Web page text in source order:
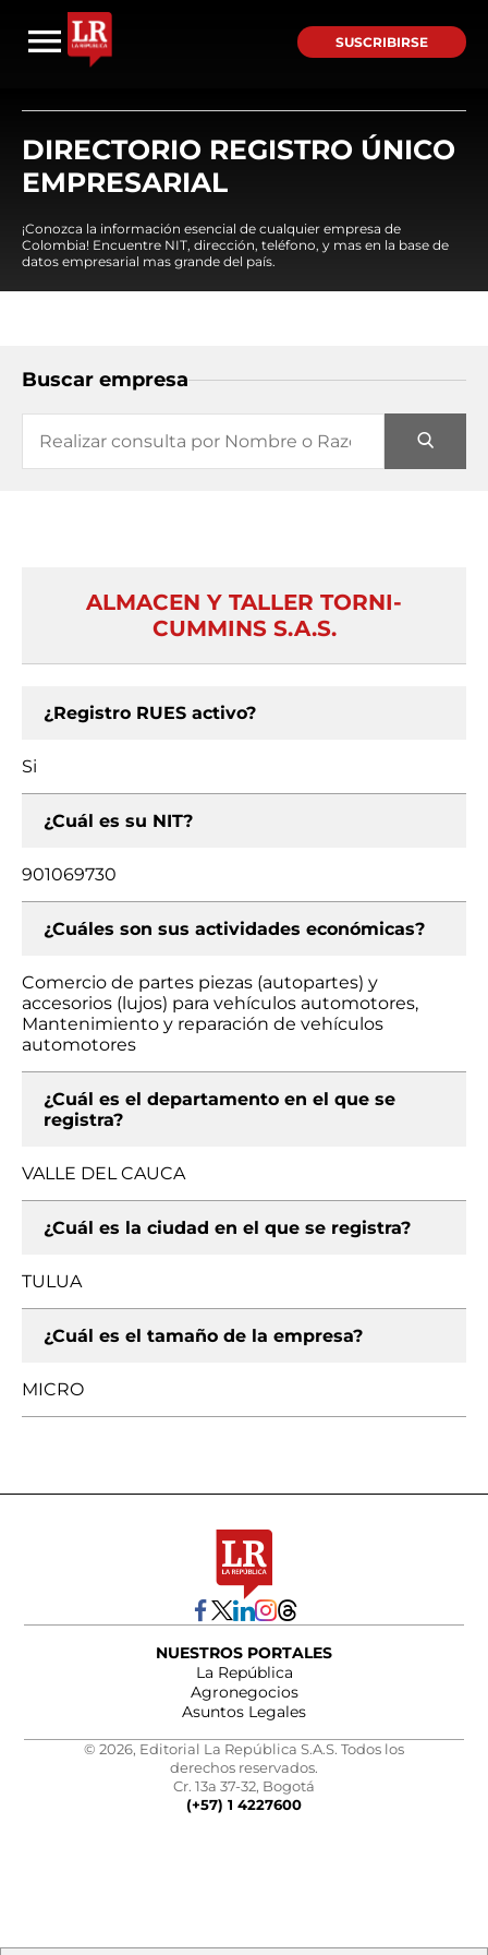
SUSCRIBIRSE
DIRECTORIO REGISTRO ÚNICO
EMPRESARIAL
¡Conozca la información esencial de cualquier empresa de
Colombia! Encuentre NIT, dirección, teléfono, y mas en la base de
datos empresarial mas grande del país.
Buscar empresa
ALMACEN Y TALLER TORNI-
CUMMINS S.A.S.
¿Registro RUES activo?
Si
¿Cuál es su NIT?
901069730
¿Cuáles son sus actividades económicas?
Comercio de partes piezas (autopartes) y
accesorios (lujos) para vehículos automotores,
Mantenimiento y reparación de vehículos
automotores
¿Cuál es el departamento en el que se
registra?
VALLE DEL CAUCA
¿Cuál es la ciudad en el que se registra?
TULUA
¿Cuál es el tamaño de la empresa?
MICRO
NUESTROS PORTALES
La República
Agronegocios
Asuntos Legales
© 2026, Editorial La República S.A.S. Todos los
derechos reservados.
Cr. 13a 37-32, Bogotá
(+57) 1 4227600